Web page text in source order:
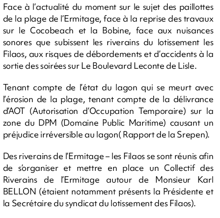
Face à l’actualité du moment sur le sujet des paillottes
de la plage de l’Ermitage, face à la reprise des travaux
sur le Cocobeach et la Bobine, face aux nuisances
sonores que subissent les riverains du lotissement les
Filaos, aux risques de débordements et d’accidents à la
sortie des soirées sur Le Boulevard Leconte de Lisle.
Tenant compte de l’état du lagon qui se meurt avec
l’érosion de la plage, tenant compte de la délivrance
d’AOT (Autorisation d’Occupation Temporaire) sur la
zone du DPM (Domaine Public Maritime) causant un
préjudice irréversible au lagon( Rapport de la Srepen).
Des riverains de l’Ermitage – les Filaos se sont réunis afin
de s’organiser et mettre en place un Collectif des
Riverains de l’Ermitage autour de Monsieur Karl
BELLON (étaient notamment présents la Présidente et
la Secrétaire du syndicat du lotissement des Filaos).